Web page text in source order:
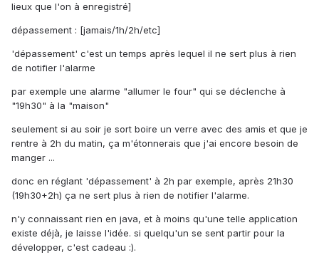
lieux que l'on à enregistré]
dépassement : [jamais/1h/2h/etc]
'dépassement' c'est un temps après lequel il ne sert plus à rien
de notifier l'alarme
par exemple une alarme "allumer le four" qui se déclenche à
"19h30" à la "maison"
seulement si au soir je sort boire un verre avec des amis et que je
rentre à 2h du matin, ça m'étonnerais que j'ai encore besoin de
manger ...
donc en réglant 'dépassement' à 2h par exemple, après 21h30
(19h30+2h) ça ne sert plus à rien de notifier l'alarme.
n'y connaissant rien en java, et à moins qu'une telle application
existe déjà, je laisse l'idée. si quelqu'un se sent partir pour la
développer, c'est cadeau :).